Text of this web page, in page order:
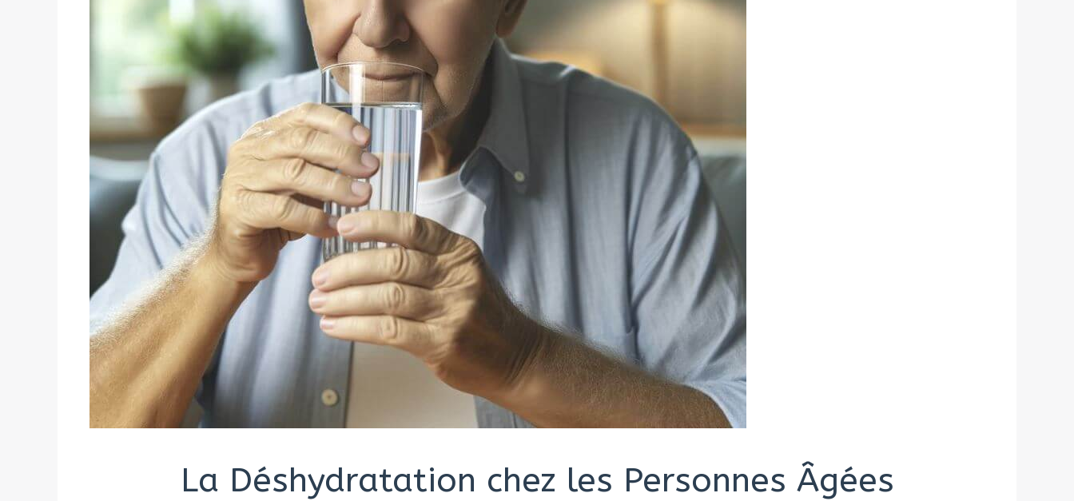
La Déshydratation chez les Personnes Âgées